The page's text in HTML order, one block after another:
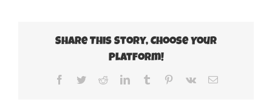
Share This Story, Choose Your
Platform!
Facebook
TwitterRedditLinkedInTumblr Pinterest
Vk
Correo